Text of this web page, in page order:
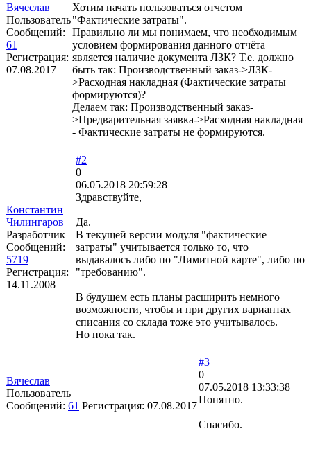
Вячеслав
Пользователь
Сообщений:
61
Регистрация:
07.08.2017
Хотим начать пользоваться отчетом
"Фактические затраты".
Правильно ли мы понимаем, что необходимым
условием формирования данного отчёта
является наличие документа ЛЗК? Т.е. должно
быть так: Производственный заказ->ЛЗК-
>Расходная накладная (Фактические затраты
формируются)?
Делаем так: Производственный заказ-
>Предварительная заявка->Расходная накладная
- Фактические затраты не формируются.
Константин
Чилингаров
Разработчик
Сообщений:
5719
Регистрация:
14.11.2008
#2
0
06.05.2018 20:59:28
Здравствуйте,
Да.
В текущей версии модуля "фактические
затраты" учитывается только то, что
выдавалось либо по "Лимитной карте", либо по
"требованию".
В будущем есть планы расширить немного
возможности, чтобы и при других вариантах
списания со склада тоже это учитывалось.
Но пока так.
Вячеслав
Пользователь
Сообщений: 61 Регистрация: 07.08.2017
#3
0
07.05.2018 13:33:38
Понятно.
Спасибо.